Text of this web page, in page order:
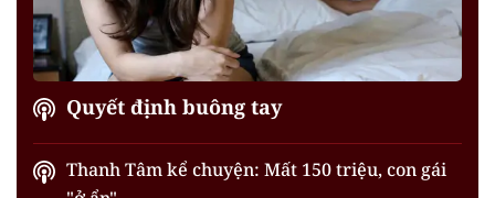
Quyết định buông tay
Thanh Tâm kể chuyện: Mất 150 triệu, con gái